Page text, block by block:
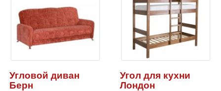
Угловой диван
Берн
Угол для кухни
Лондон